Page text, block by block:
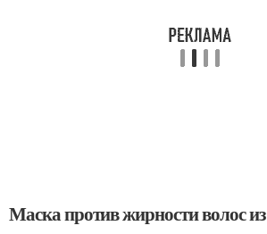
Маска против жирности волос